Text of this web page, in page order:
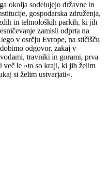
okolja sodelujejo državne in
gospodarska združenja,
in tehnoloških parkih, ki jih
zamisli odprta na
v osrčju Evrope, na stičišču
odgovor, zakaj v
travniki in gorami, prva
več le »to so kraji, ki jih želim
si želim ustvarjati«.